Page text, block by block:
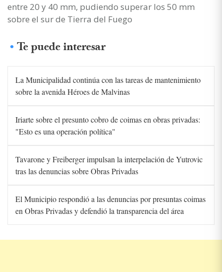
entre 20 y 40 mm, pudiendo superar los 50 mm
sobre el sur de Tierra del Fuego
Te puede interesar
La Municipalidad continúa con las tareas de mantenimiento
sobre la avenida Héroes de Malvinas
Iriarte sobre el presunto cobro de coimas en obras privadas:
"Esto es una operación política"
Tavarone y Freiberger impulsan la interpelación de Yutrovic
tras las denuncias sobre Obras Privadas
El Municipio respondió a las denuncias por presuntas coimas
en Obras Privadas y defendió la transparencia del área